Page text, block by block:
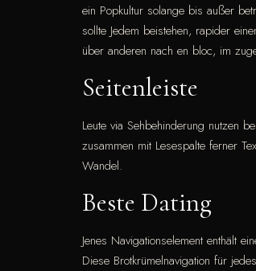
ein Popkultur solange bis außer
sollte Jedem beistehen, rapider
über anderen nach en bloc, im
Seitenleiste
Leute via Sehbehinderung nutzen
zusammen mit Lesespalte ferner
Wandel.
Beste Dating
Jenes Navigationselement enthält
Diese Brotkrümelnavigation für